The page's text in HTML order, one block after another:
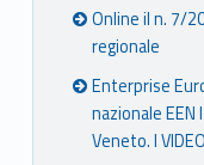
Online il n. 7/
regionale
Enterprise
nazionale
Veneto. I VIDEO